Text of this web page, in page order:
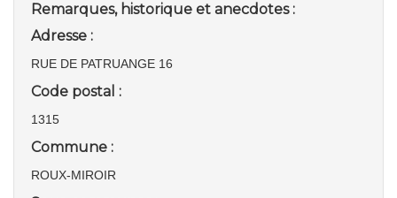
Remarques, historique et anecdotes :
Adresse :
RUE DE PATRUANGE 16
Code postal :
1315
Commune :
ROUX-MIROIR